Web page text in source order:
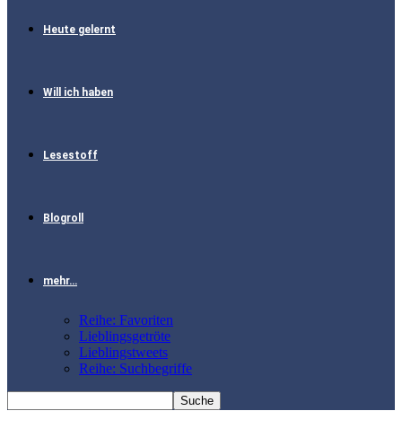
Heute gelernt
Will ich haben
Lesestoff
Blogroll
mehr…
Reihe: Favoriten
Lieblingsgetröte
Lieblingstweets
Reihe: Suchbegriffe